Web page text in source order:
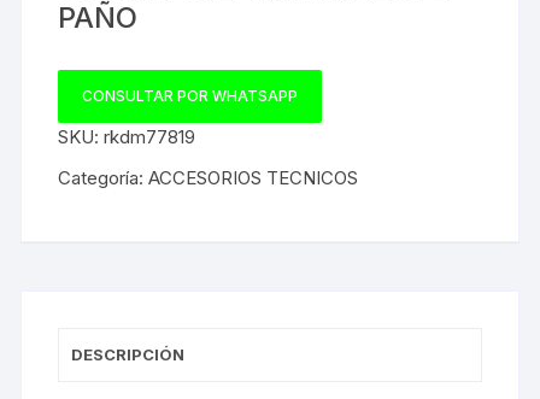
PAÑO
CONSULTAR POR WHATSAPP
SKU:rkdm77819
Categoría:ACCESORIOS TECNICOS
DESCRIPCIÓN